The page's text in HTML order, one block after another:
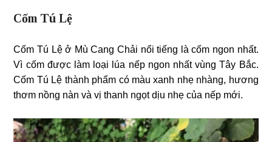
Cốm Tú Lệ
Cốm Tú Lệ ở Mù Cang Chải nổi tiếng là cốm ngon nhất.
Vì cốm được làm loại lúa nếp ngon nhất vùng Tây Bắc.
Cốm Tú Lệ thành phẩm có màu xanh nhẹ nhàng, hương
thơm nồng nàn và vị thanh ngọt dịu nhẹ của nếp mới.